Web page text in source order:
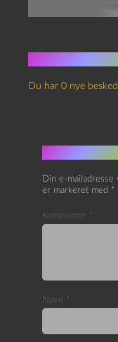
Du har 0 nye
Skriv et
Din e-mailadresse
er markeret med *
Kommentar *
Navn *